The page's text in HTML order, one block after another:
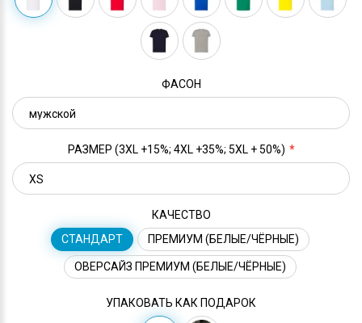
ФАСОН
РАЗМЕР (3XL +15%; 4XL +35%; 5XL + 50%)
КАЧЕСТВО
СТАНДАРТ
ПРЕМИУМ (БЕЛЫЕ/ЧЁРНЫЕ)
ОВЕРСАЙЗ ПРЕМИУМ (БЕЛЫЕ/ЧЁРНЫЕ)
УПАКОВАТЬ КАК ПОДАРОК